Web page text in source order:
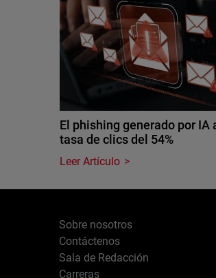
El phishing generado por IA
tasa de clics del 54%
Leer Artículo
Sobre nosotros
Contáctenos
Sala de Redacción
Carreras